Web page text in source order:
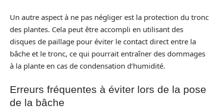
Un autre aspect à ne pas négliger est la protection du tronc
des plantes. Cela peut être accompli en utilisant des
disques de paillage pour éviter le contact direct entre la
bâche et le tronc, ce qui pourrait entraîner des dommages
à la plante en cas de condensation d’humidité.
Erreurs fréquentes à éviter lors de la pose
de la bâche